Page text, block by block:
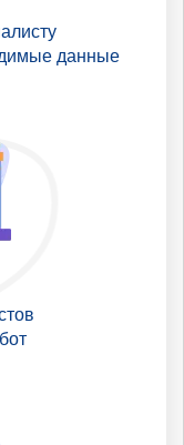
данные